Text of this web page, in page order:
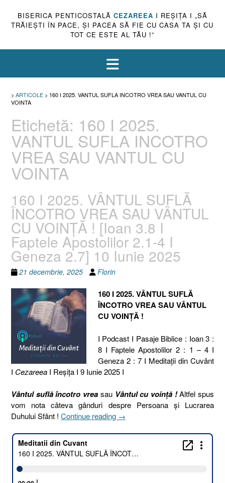
BISERICA PENTICOSTALĂ CEZAREEA I REŞIŢA I „SĂ
TRĂIEŞTI ÎN PACE, ŞI PACEA SĂ FIE CU CASA TA ŞI CU
TOT CE ESTE AL TĂU !”
> ARTICOLE > 160 I 2025. VANTUL SUFLA INCOTRO VREA SAU VANTUL CU
VOINTA
Etichetă: 160 I 2025.
VANTUL SUFLA INCOTRO
VREA SAU VANTUL CU
VOINTA
160 I 2025. VÂNTUL SUFLĂ
ÎNCOTRO VREA SAU VÂNTUL
CU VOINȚĂ ! [Ioan 3.8 I
Faptele Apostolilor 2.1-4 I
Geneza 2.7] 10 Iunie 2025
21 decembrie, 2025 Florin
160 I 2025. VÂNTUL SUFLĂ
ÎNCOTRO VREA SAU VÂNTUL
CU VOINȚĂ !
I Podcast I Pasaje Biblice : Ioan 3 :
8 I Faptele Apostolilor 2 : 1 – 4 I
Geneza 2 : 7 I Meditaţii din Cuvânt
I Cezareea I Reşiţa I 9 Iunie 2025 I
Vântul suflă încotro vrea sau Vântul cu voință ! Altfel spus
vom nota câteva gânduri despre Persoana și Lucrarea
Duhului Sfânt ! Continue reading „160
2025.
VÂNTUL
SUFLĂ
→